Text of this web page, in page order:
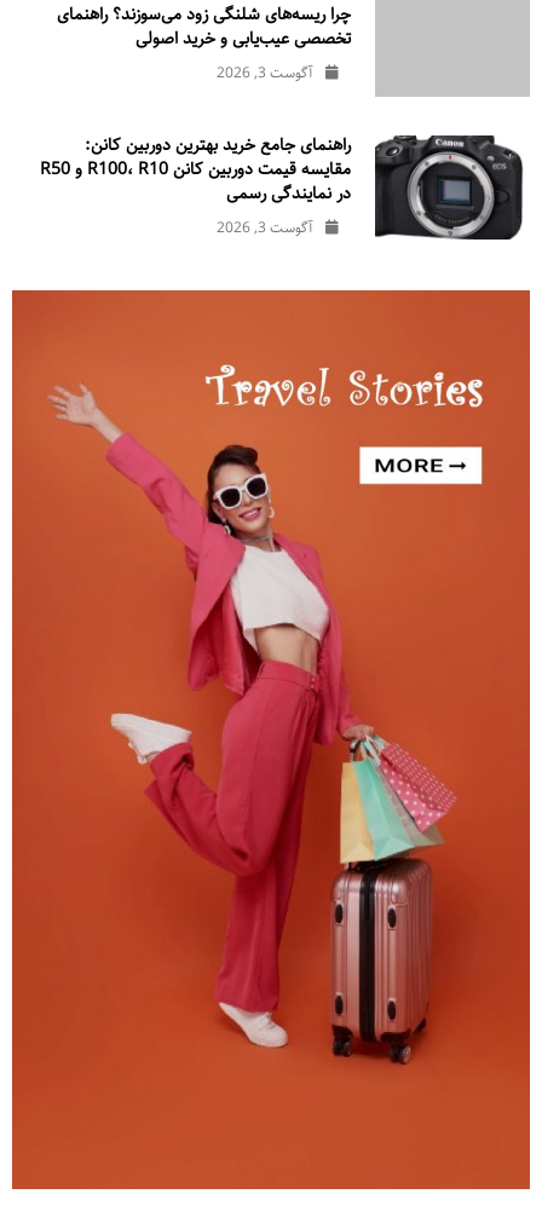
چرا ریسه‌های شلنگی زود می‌سوزند؟ راهنمای
تخصصی عیب‌یابی و خرید اصولی
آگوست 3, 2026
راهنمای جامع خرید بهترین دوربین کانن:
مقایسه قیمت دوربین کانن R100، R10 و R50
در نمایندگی رسمی
آگوست 3, 2026